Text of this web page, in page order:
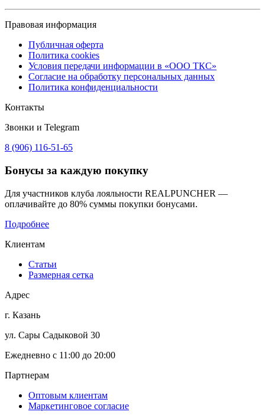
Правовая информация
Публичная оферта
Политика cookies
Условия передачи информации в «ООО ТКС»
Согласие на обработку персональных данных
Политика конфиденциальности
Контакты
Звонки и Telegram
8 (906) 116-51-65
Бонусы за каждую покупку
Для участников клуба лояльности REALPUNCHER —
оплачивайте до 80% суммы покупки бонусами.
Подробнее
Клиентам
Статьи
Размерная сетка
Адрес
г. Казань
ул. Сары Садыковой 30
Ежедневно с 11:00 до 20:00
Партнерам
Оптовым клиентам
Маркетинговое согласие